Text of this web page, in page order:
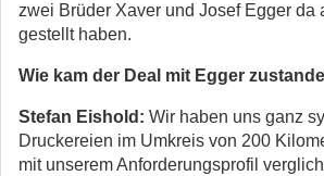
zwei Brüder Xaver und Josef Egger da
gestellt haben.
Wie kam der Deal mit Egger
Stefan Eishold: Wir haben uns ganz
Druckereien im Umkreis von 200
mit unserem Anforderungsprofil